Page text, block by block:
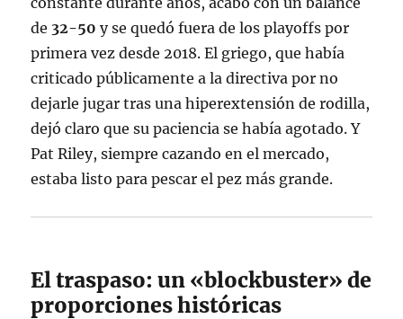
de 32-50 y se quedó fuera de los playoffs por
primera vez desde 2018. El griego, que había
criticado públicamente a la directiva por no
dejarle jugar tras una hiperextensión de rodilla,
dejó claro que su paciencia se había agotado. Y
Pat Riley, siempre cazando en el mercado,
estaba listo para pescar el pez más grande.
El traspaso: un «blockbuster» de
proporciones históricas